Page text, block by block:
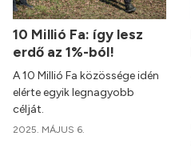
10 Millió Fa: így lesz
erdő az 1%-ból!
A 10 Millió Fa közössége idén
elérte egyik legnagyobb
célját.
2025. MÁJUS 6.